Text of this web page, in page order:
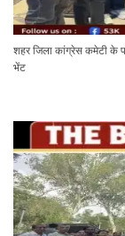
शहर जिला कांग्रेस कमेटी के
भेंट